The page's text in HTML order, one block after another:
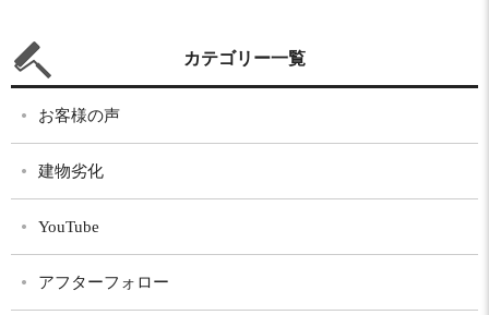
カテゴリー一覧
お客様の声
建物劣化
YouTube
アフターフォロー